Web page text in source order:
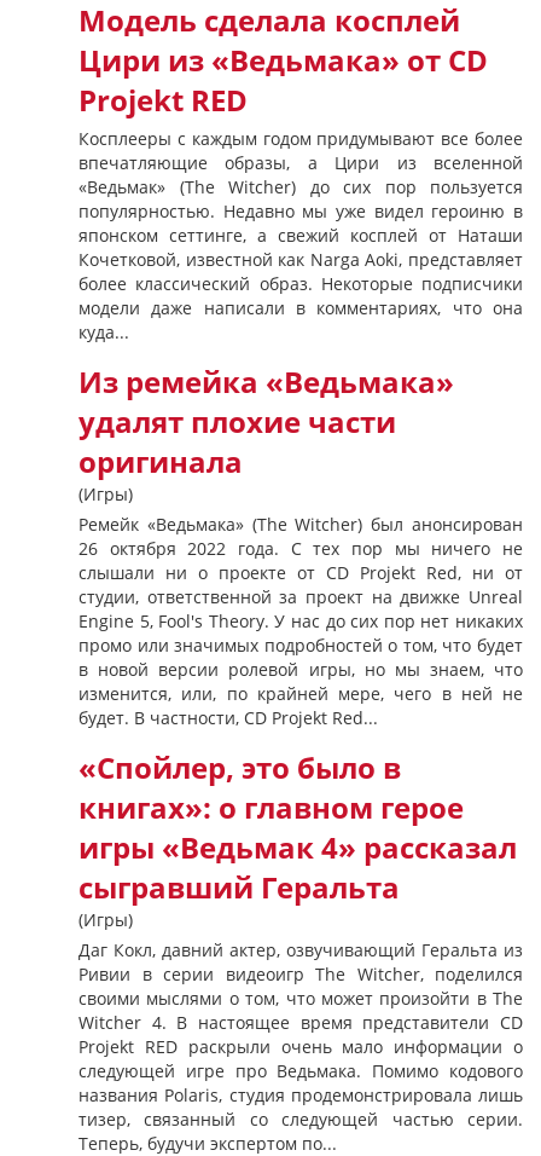
Модель сделала косплей
Цири из «Ведьмака» от CD
Projekt RED
Косплееры с каждым годом придумывают все более
впечатляющие образы, а Цири из вселенной
«Ведьмак» (The Witcher) до сих пор пользуется
популярностью. Недавно мы уже видел героиню в
японском сеттинге, а свежий косплей от Наташи
Кочетковой, известной как Narga Aoki, представляет
более классический образ. Некоторые подписчики
модели даже написали в комментариях, что она
куда...
Из ремейка «Ведьмака»
удалят плохие части
оригинала
(Игры)
Ремейк «Ведьмака» (The Witcher) был анонсирован
26 октября 2022 года. С тех пор мы ничего не
слышали ни о проекте от CD Projekt Red, ни от
студии, ответственной за проект на движке Unreal
Engine 5, Fool's Theory. У нас до сих пор нет никаких
промо или значимых подробностей о том, что будет
в новой версии ролевой игры, но мы знаем, что
изменится, или, по крайней мере, чего в ней не
будет. В частности, CD Projekt Red...
«Спойлер, это было в
книгах»: о главном герое
игры «Ведьмак 4» рассказал
сыгравший Геральта
(Игры)
Даг Кокл, давний актер, озвучивающий Геральта из
Ривии в серии видеоигр The Witcher, поделился
своими мыслями о том, что может произойти в The
Witcher 4. В настоящее время представители CD
Projekt RED раскрыли очень мало информации о
следующей игре про Ведьмака. Помимо кодового
названия Polaris, студия продемонстрировала лишь
тизер, связанный со следующей частью серии.
Теперь, будучи экспертом по...